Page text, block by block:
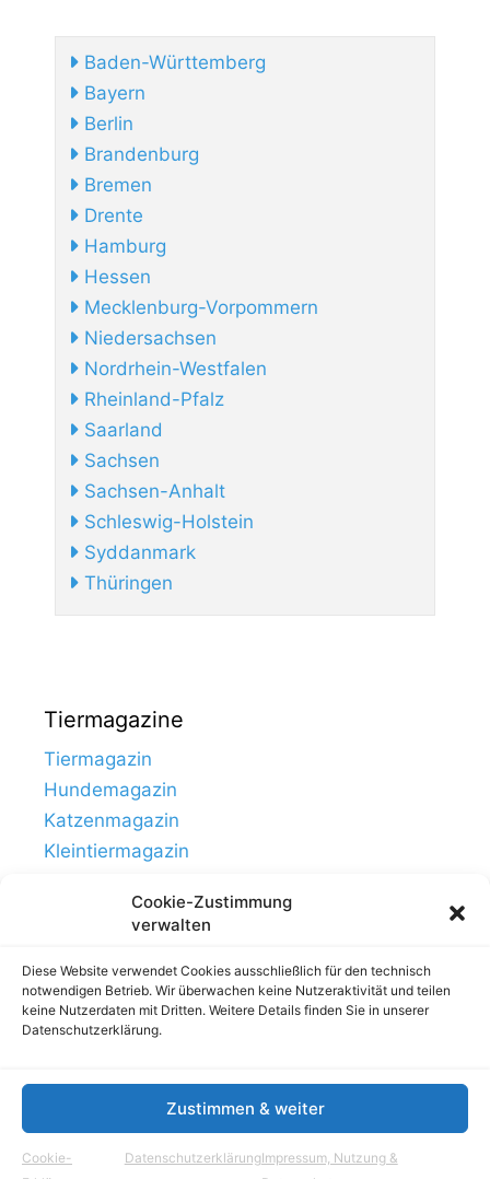
Cookie-Zustimmung
verwalten
Diese Website verwendet Cookies ausschließlich für den technisch
notwendigen Betrieb. Wir überwachen keine Nutzeraktivität und teilen
keine Nutzerdaten mit Dritten. Weitere Details finden Sie in unserer
Datenschutzerklärung.
Zustimmen & weiter
Cookie-
DatenschutzerklärungImpressum, Nutzung &
Baden-Württemberg
Bayern
Berlin
Brandenburg
Bremen
Drente
Hamburg
Hessen
Mecklenburg-Vorpommern
Niedersachsen
Nordrhein-Westfalen
Rheinland-Pfalz
Saarland
Sachsen
Sachsen-Anhalt
Schleswig-Holstein
Syddanmark
Thüringen
Tiermagazine
Tiermagazin
Hundemagazin
Katzenmagazin
Kleintiermagazin